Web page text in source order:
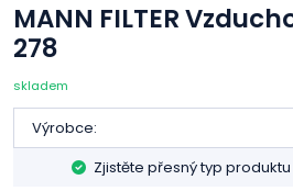
MANN FILTER
278
skladem
Výrobce:
Zjistěte přesný typ